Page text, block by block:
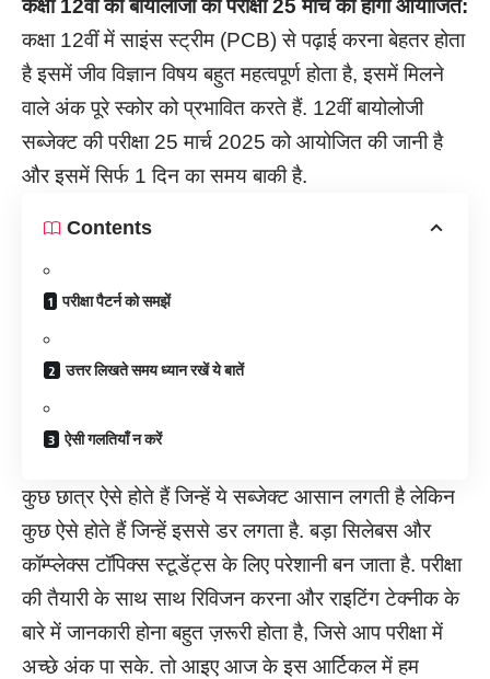
कक्षा 12वीं की बायोलॉजी की परीक्षा 25 मार्च को होगी आयोजित:
कक्षा 12वीं में साइंस स्ट्रीम (PCB) से पढ़ाई करना बेहतर होता
है इसमें जीव विज्ञान विषय बहुत महत्वपूर्ण होता है, इसमें मिलने
वाले अंक पूरे स्कोर को प्रभावित करते हैं. 12वीं बायोलोजी
सब्जेक्ट की परीक्षा 25 मार्च 2025 को आयोजित की जानी है
और इसमें सिर्फ 1 दिन का समय बाकी है.
Contents
परीक्षा पैटर्न को समझें
उत्तर लिखते समय ध्यान रखें ये बातें
ऐसी गलतियाँ न करें
कुछ छात्र ऐसे होते हैं जिन्हें ये सब्जेक्ट आसान लगती है लेकिन
कुछ ऐसे होते हैं जिन्हें इससे डर लगता है. बड़ा सिलेबस और
कॉम्प्लेक्स टॉपिक्स स्टूडेंट्स के लिए परेशानी बन जाता है. परीक्षा
की तैयारी के साथ साथ रिविजन करना और राइटिंग टेक्नीक के
बारे में जानकारी होना बहुत ज़रूरी होता है, जिसे आप परीक्षा में
अच्छे अंक पा सके. तो आइए आज के इस आर्टिकल में हम